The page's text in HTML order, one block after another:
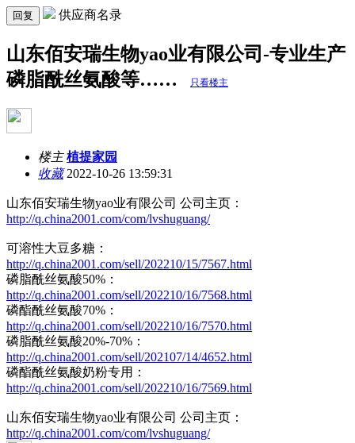
回复 供应商名录
山东佰安瑞生物yao业有限公司-专业生产
磷脂酰丝氨酸等……
只看楼主
楼主 植提家园
收藏2022-10-26 13:59:31
山东佰安瑞生物yao业有限公司 公司主页：
http://q.china2001.com/com/lvshuguang/
可溶性大豆多糖：
http://q.china2001.com/sell/202210/15/7567.html
磷脂酰丝氨酸50%：
http://q.china2001.com/sell/202210/16/7568.html
磷酯酰丝氨酸70%：
http://q.china2001.com/sell/202210/16/7570.html
磷脂酰丝氨酸20%-70%：
http://q.china2001.com/sell/202107/14/4652.html
磷酯酰丝氨酸奶粉专用：
http://q.china2001.com/sell/202210/16/7569.html
山东佰安瑞生物yao业有限公司 公司主页：
http://q.china2001.com/com/lvshuguang/